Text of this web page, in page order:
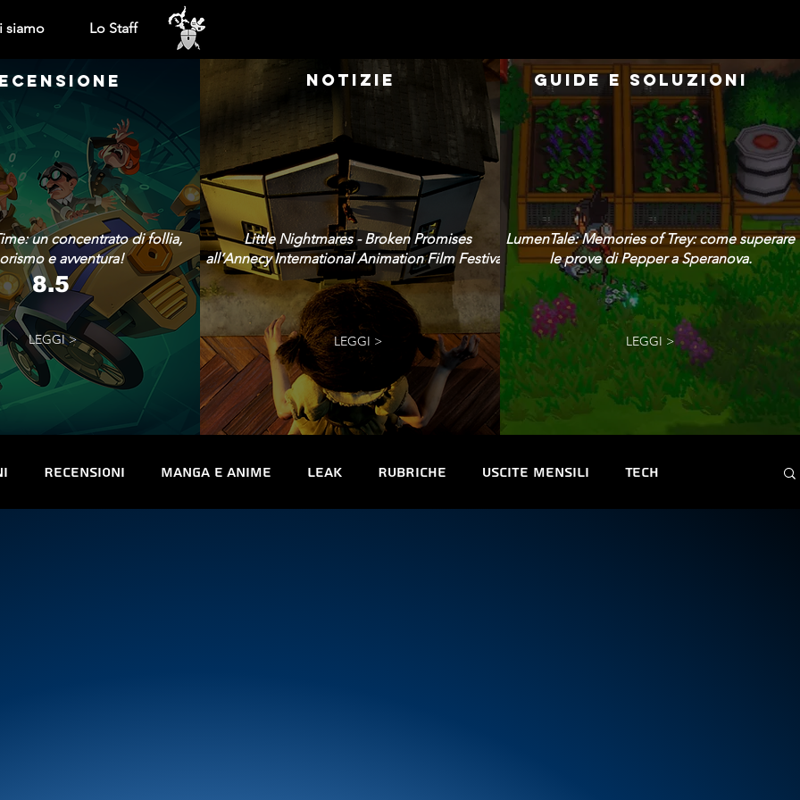
siamo Lo Staff
un concentrato di follia,
e avventura!
8.5
LEGGI >
NOTIZIE
Little Nightmares - Broken Promises
all’Annecy International Animation Film Festival!
LEGGI >
GUIDE E SOLUZIONI
LumenTale: Memories of Trey: come superare
le prove di Pepper a Speranova.
LEGGI >
Recensioni Manga e Anime Leak Rubriche Uscite mensili Tech